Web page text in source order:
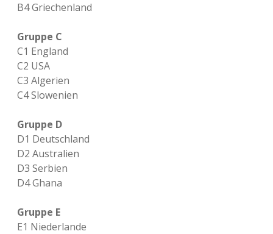
B4 Griechenland
Gruppe C
C1 England
C2 USA
C3 Algerien
C4 Slowenien
Gruppe D
D1 Deutschland
D2 Australien
D3 Serbien
D4 Ghana
Gruppe E
E1 Niederlande